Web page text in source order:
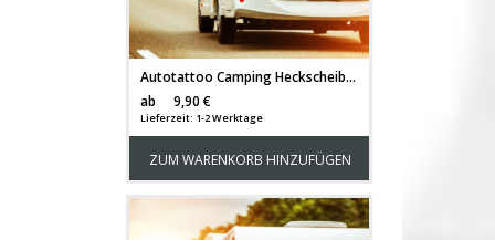
Autotattoo Camping Heckscheibenaufkleber Wohnwagen Sticker eat sleep camp repeat Autosticker Wohnmobil M2377
ab
9,90 €
Lieferzeit: 1-2 Werktage
ZUM WARENKORB HINZUFÜGEN